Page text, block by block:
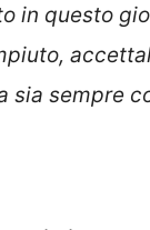
in questo
sia sempre